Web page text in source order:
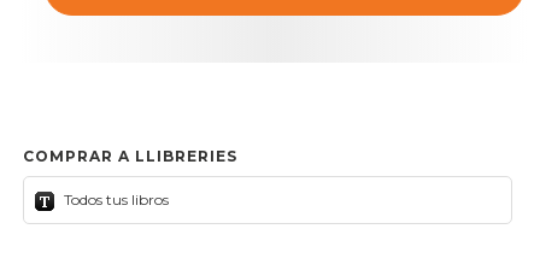
COMPRAR A LLIBRERIES
Todos tus libros